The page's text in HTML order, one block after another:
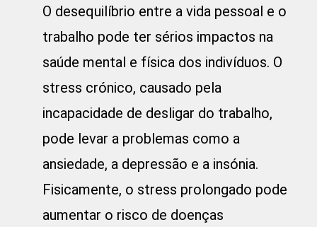
O desequilíbrio entre a vida pessoal e o
trabalho pode ter sérios impactos na
saúde mental e física dos indivíduos. O
stress crónico, causado pela
incapacidade de desligar do trabalho,
pode levar a problemas como a
ansiedade, a depressão e a insónia.
Fisicamente, o stress prolongado pode
aumentar o risco de doenças